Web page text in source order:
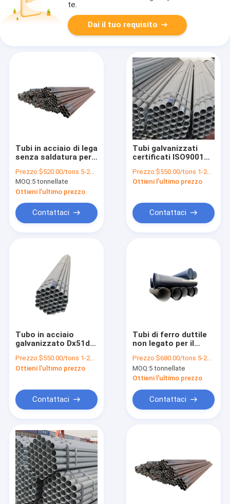
Prodotti
Chi siamo
Fatory Tour
te.
Dai il tuo requisito
Tubi in acciaio di lega
senza saldatura per
idrauliche ASTM
Standard e
pagamento flessibile
Prezzo:$520.00/tons 5-24 tons
MOQ:5 tonnellate
Ottieni l'ultimo prezzo
Contattaci
Tubi galvanizzati
certificati ISO9001
1,5mm Spessore
30mm Diametro 6m
pollice
Prezzo:$550.00/tons 1-24 tons
Ottieni l'ultimo prezzo
Contattaci
Tubo in acciaio
galvanizzato Dx51d Z
tolleranza ± 1% e
peso della bobina 3-5
Prezzo:$550.00/tons 1-24 tons
Ottieni l'ultimo prezzo
Contattaci
Tubi di ferro duttile
non legato per il
nell'approvvigionamento
idrico a pressione e
nelle acque reflue
Prezzo:$680.00/tons 5-24 tons
MOQ:5 tonnellate
Ottieni l'ultimo prezzo
Contattaci